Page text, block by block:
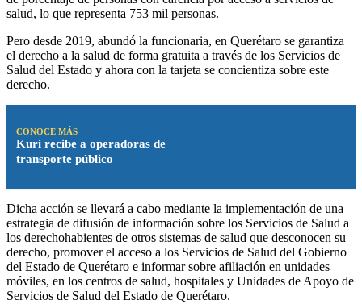
salud, lo que representa 753 mil personas.
Pero desde 2019, abundó la funcionaria, en Querétaro se garantiza
el derecho a la salud de forma gratuita a través de los Servicios de
Salud del Estado y ahora con la tarjeta se concientiza sobre este
derecho.
CONOCE MÁS
Kuri recibe a operadoras de
transporte público
Dicha acción se llevará a cabo mediante la implementación de una
estrategia de difusión de información sobre los Servicios de Salud a
los derechohabientes de otros sistemas de salud que desconocen su
derecho, promover el acceso a los Servicios de Salud del Gobierno
del Estado de Querétaro e informar sobre afiliación en unidades
móviles, en los centros de salud, hospitales y Unidades de Apoyo de
Servicios de Salud del Estado de Querétaro.